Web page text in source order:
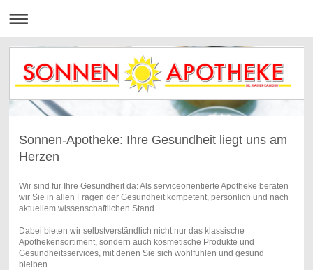
Sonnen-Apotheke: Ihre Gesundheit liegt uns am
Herzen
Wir sind für Ihre Gesundheit da: Als serviceorientierte Apotheke beraten
wir Sie in allen Fragen der Gesundheit kompetent, persönlich und nach
aktuellem wissenschaftlichen Stand.
Dabei bieten wir selbstverständlich nicht nur das klassische
Apothekensortiment, sondern auch kosmetische Produkte und
Gesundheitsservices, mit denen Sie sich wohlfühlen und gesund
bleiben.